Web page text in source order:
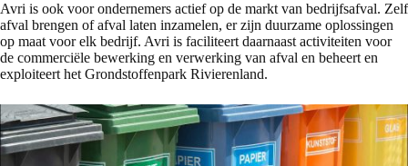
Avri is ook voor ondernemers actief op de markt van bedrijfsafval. Zelf
afval brengen of afval laten inzamelen, er zijn duurzame oplossingen
op maat voor elk bedrijf. Avri is faciliteert daarnaast activiteiten voor
de commerciële bewerking en verwerking van afval en beheert en
exploiteert het Grondstoffenpark Rivierenland.